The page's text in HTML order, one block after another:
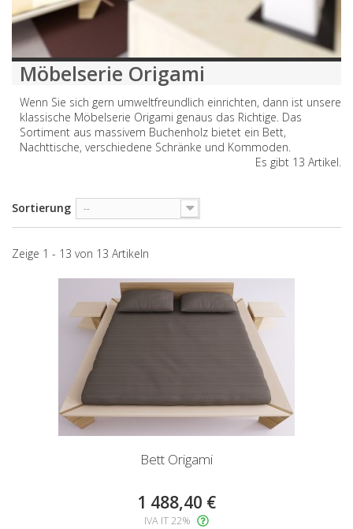
Möbelserie Origami
Wenn Sie sich gern umweltfreundlich einrichten, dann ist unsere
klassische Möbelserie Origami genaus das Richtige. Das
Sortiment aus massivem Buchenholz bietet ein Bett,
Nachttische, verschiedene Schränke und Kommoden.
Es gibt 13 Artikel.
Sortierung --
Zeige 1 - 13 von 13 Artikeln
Bett Origami
1 488,40 €
IVA IT 22%